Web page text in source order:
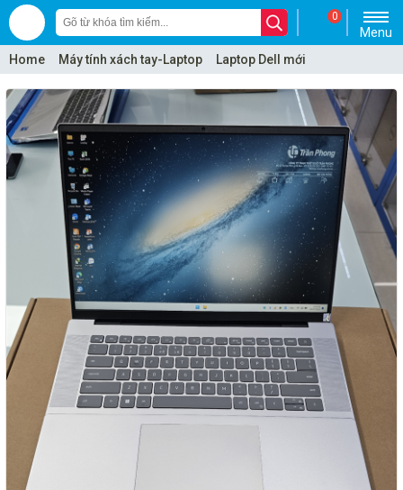
Menu
0
Home Máy tính xách tay-Laptop Laptop Dell mới